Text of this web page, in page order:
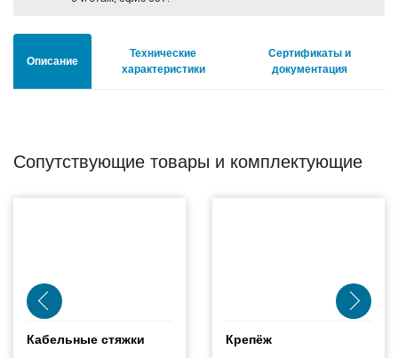
ИБП с мощным зарядным устройством и
масштабируемым временем автономной работы в
Описание
Технические
характеристики
Сертификаты и
документация
Сопутствующие товары и комплектующие
Кабельные стяжки Крепёж